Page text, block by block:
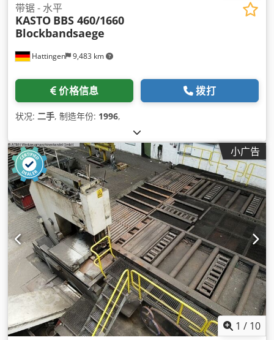
Hattingen 9,483 km
带锯 - 水平
KASTO BBS 460/1660
Blockbandsaege
价格信息 拨打
状况: 二手, 制造年份: 1996,
小广告
1 / 10